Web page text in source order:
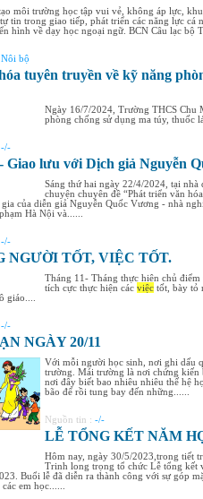
môi trường học tập vui vẻ, không áp lực,
tin trong giao tiếp, phát triển các năng lực cá
hình về dạy học ngoại ngữ. BCN Câu lạc bộ
Nôi bộ
tuyên truyền về kỹ năng
Ngày 16/7/2024, Trường THCS Chu
phòng chống sử dụng ma túy, thuốc
-/-
Giao lưu với Dịch giả Nguyễn
Sáng thứ hai ngày 22/4/2024, tại
chuyện chuyên đề “Phát triển văn
của diễn giả Nguyễn Quốc Vương - nhà
Hà Nội và......
-/-
NGƯỜI TỐT, VIỆC TỐT.
Tháng 11- Tháng thực hiện chủ
tích cực thực hiện các việc tốt, bày tỏ
giáo....
-/-
NGÀY 20/11
Với mỗi người học sinh, nơi ghi dấu
trường. Mái trường là nơi chứng kiến
nơi đây biết bao nhiêu nhiêu thế hệ
bão để rồi tung bay đến những......
Nguồn tin : -/-
LỄ TỔNG KẾT NĂM
Hôm nay, ngày 30/5/2023,trong tiết
Trinh long trọng tổ chức Lễ tổng kết
Buổi lễ đã diễn ra thành công với sự góp
em học......